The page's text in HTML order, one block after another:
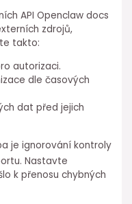
API Openclaw docs
zdrojů,
takto:
⁢autorizaci.
dle časových
⁣dat před jejich
je ignorování kontroly
Nastavte
k přenosu chybných